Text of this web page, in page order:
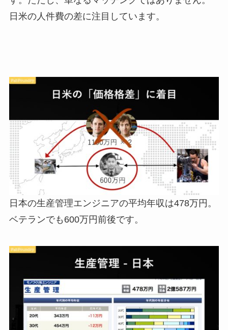
日米の人件費の差に注目しています。
日本の生産管理エンジニアの平均年収は478万円。
ベテランでも600万円前後です。